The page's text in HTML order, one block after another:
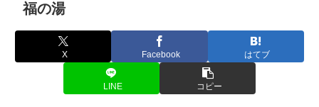
福の湯
X Facebook はてブ
LINE コピー